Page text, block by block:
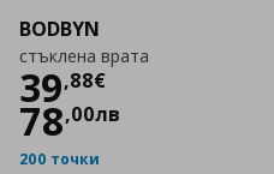
BODBYN
стъклена врата
39,88€
Цена
78,00лв
200 точки